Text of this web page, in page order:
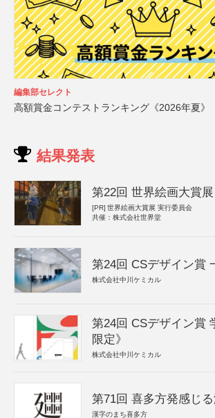
編集部セレクト
高額賞金コンテストランキング《2026年夏》
結果発表
第22回 世界絵画大賞
[PR] 世界絵画大賞展 実行委員会
共催：株式会社世界堂
第24回 CSデザイン賞
株式会社中川ケミカル
第24回 CSデザイン賞
限定》
株式会社中川ケミカル
第71回 喜多方発感じ
漢字のまち喜多方